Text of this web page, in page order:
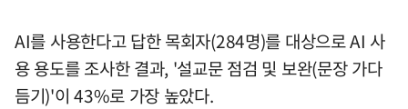
AI를 사용한다고 답한 목회자(284명)를 대상으로 AI 사
용 용도를 조사한 결과, '설교문 점검 및 보완(문장 가다
듬기)'이 43%로 가장 높았다.